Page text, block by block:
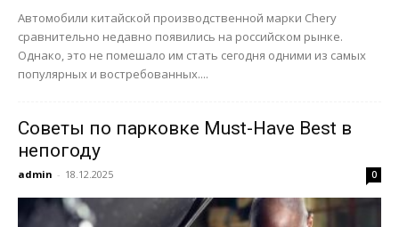
Автомобили китайской производственной марки Chery
сравнительно недавно появились на российском рынке.
Однако, это не помешало им стать сегодня одними из самых
популярных и востребованных....
Советы по парковке Must-Have Best в
непогоду
admin - 18.12.2025 0